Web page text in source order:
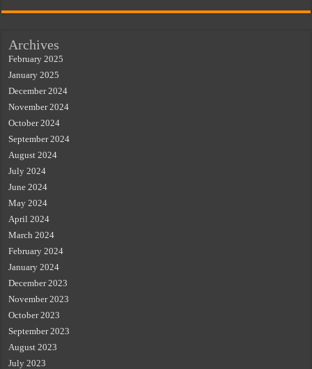
Archives
February 2025
January 2025
December 2024
November 2024
October 2024
September 2024
August 2024
July 2024
June 2024
May 2024
April 2024
March 2024
February 2024
January 2024
December 2023
November 2023
October 2023
September 2023
August 2023
July 2023